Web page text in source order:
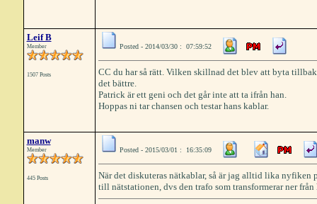
Leif B
Member
1507 Posts
Posted - 2014/03/30 : 07:59:52
CC du har så rätt. Vilken skillnad det blev att byta
det bättre.
Patrick är ett geni och det går inte att ta ifrån han.
Hoppas ni tar chansen och testar hans kablar.
manw
Member
445 Posts
Posted - 2015/03/01 : 16:35:09
När det diskuteras nätkablar, så är jag alltid lika
till nätstationen, dvs den trafo som transformerar ner